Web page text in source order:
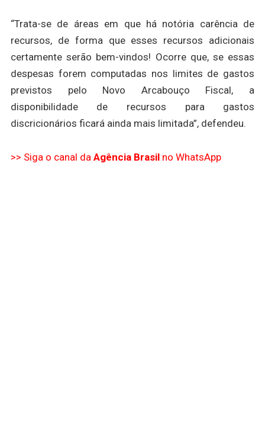
“Trata-se de áreas em que há notória carência de
recursos, de forma que esses recursos adicionais
certamente serão bem-vindos! Ocorre que, se essas
despesas forem computadas nos limites de gastos
previstos pelo Novo Arcabouço Fiscal, a
disponibilidade de recursos para gastos
discricionários ficará ainda mais limitada”, defendeu.
>> Siga o canal da Agência Brasil no WhatsApp